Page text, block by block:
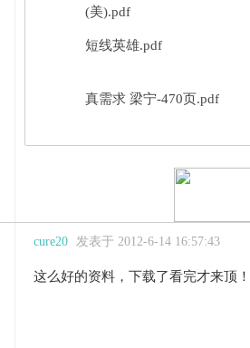
(美).pdf
短线英雄.pdf
真需求 梁宁-470页.pdf
cure20 发表于 2012-6-14 16:57:43
这么好的资料，下载了看完才来顶！